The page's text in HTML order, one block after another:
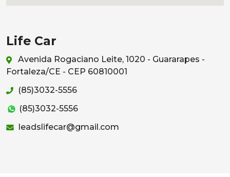
Life Car
Avenida Rogaciano Leite, 1020 - Guararapes -
Fortaleza/CE - CEP 60810001
(85)3032-5556
(85)3032-5556
leadslifecar@gmail.com